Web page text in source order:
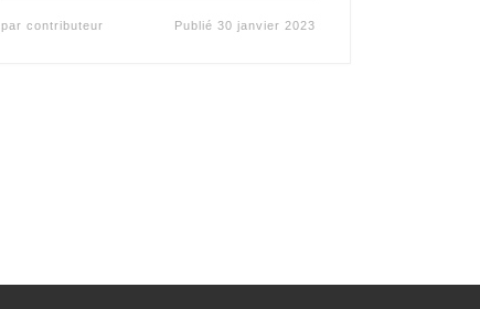
par contributeur Publié 30 janvier 2023